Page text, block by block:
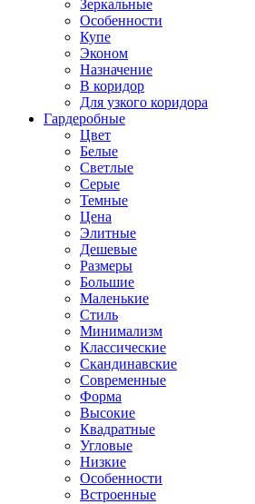
Зеркальные
Особенности
Купе
Эконом
Назначение
В коридор
Для узкого коридора
Гардеробные
Цвет
Белые
Светлые
Серые
Темные
Цена
Элитные
Дешевые
Размеры
Большие
Маленькие
Стиль
Минимализм
Классические
Скандинавские
Современные
Форма
Высокие
Квадратные
Угловые
Низкие
Особенности
Встроенные